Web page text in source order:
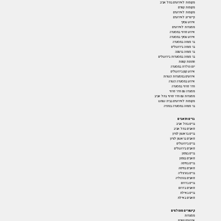
מקומות לאירועים בתל אביב
מקומות קטנים
מקומות לאירועים
קייטרינג לאירועים
אירוע עסקי
מסעדות לאירועים
אירוע פרטי במסעדה
אירוע עסקי במסעדה
בר מצווה במסעדה
בר מצווה בירושלים
בר מצווה ברעננה
בר מצווה במסעדות בירושלים
חתונות קטנות
יום הולדת במסעדה
אירוע קטן בירושלים
אירועים במסעדות כשרות
אירוע במסעדה כשרה
חדר פרטי במסעדה
מסעדה עם חדר פרטי
מסעדות עם חדר פרטי בתל אביב
מקומות לאירועים בבית שמש
בר מצווה במסעדה בנתניה
ברים ופאבים
ברים בתל אביב
פאבים בתל אביב
ברים בראשון לציון
פאבים בראשון לציון
ברים בירושלים
פאבים בירושלים
ברים בצפון
פאבים בצפון
ברים בחיפה
פאבים בחיפה
ברים בהרצליה
פאבים בהרצליה
ברים בדרום
פאבים בדרום
ברים באילת
פאבים באילת
קישורים מומלצים
מסעדות